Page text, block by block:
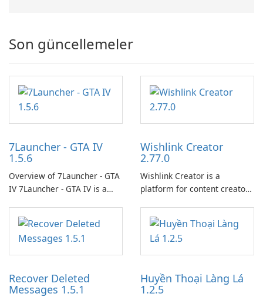
Son güncellemeler
7Launcher - GTA IV
1.5.6
Overview of 7Launcher - GTA
IV 7Launcher - GTA IV is a
application designed to
optimize the gaming
experience for Grand Theft
Auto IV.
Wishlink Creator
2.77.0
Wishlink Creator is a
platform for content creators
work through built-in brand
partnerships and integrated
tools for content distribution
and audience engagement.
Recover Deleted
Messages 1.5.1
Huyền Thoại Làng Lá
1.2.5